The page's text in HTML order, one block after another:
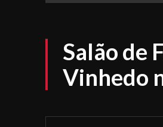
Salão de
Vinhedo